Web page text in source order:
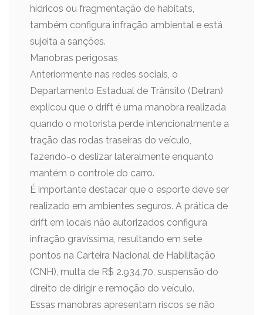
hídricos ou fragmentação de habitats,
também configura infração ambiental e está
sujeita a sanções.
Manobras perigosas
Anteriormente nas redes sociais, o
Departamento Estadual de Trânsito (Detran)
explicou que o drift é uma manobra realizada
quando o motorista perde intencionalmente a
tração das rodas traseiras do veículo,
fazendo-o deslizar lateralmente enquanto
mantém o controle do carro.
É importante destacar que o esporte deve ser
realizado em ambientes seguros. A prática de
drift em locais não autorizados configura
infração gravíssima, resultando em sete
pontos na Carteira Nacional de Habilitação
(CNH), multa de R$ 2.934,70, suspensão do
direito de dirigir e remoção do veículo.
Essas manobras apresentam riscos se não